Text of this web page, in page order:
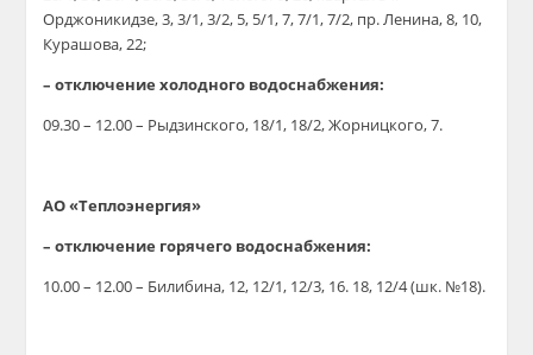
Орджоникидзе, 3, 3/1, 3/2, 5, 5/1, 7, 7/1, 7/2, пр. Ленина, 8, 10,
Курашова, 22;
– отключение холодного водоснабжения:
09.30 – 12.00 – Рыдзинского, 18/1, 18/2, Жорницкого, 7.
АО «Теплоэнергия»
– отключение горячего водоснабжения:
10.00 – 12.00 – Билибина, 12, 12/1, 12/3, 16. 18, 12/4 (шк. №18).